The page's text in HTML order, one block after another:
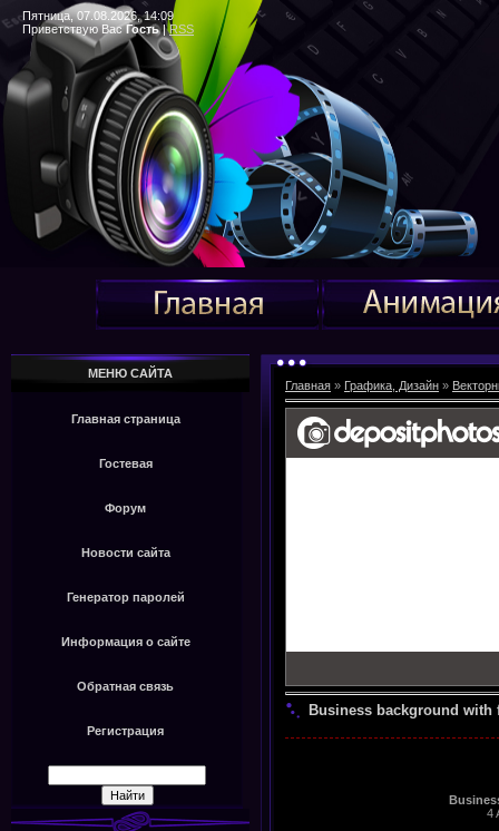
Пятница, 07.08.2026, 14:09
Приветствую Вас Гость|RSS
МЕНЮ САЙТА
Главная страница
Гостевая
Форум
Новости сайта
Генератор паролей
Информация о сайте
Обратная связь
Регистрация
Главная » Графика, Дизайн »
Business background with
4